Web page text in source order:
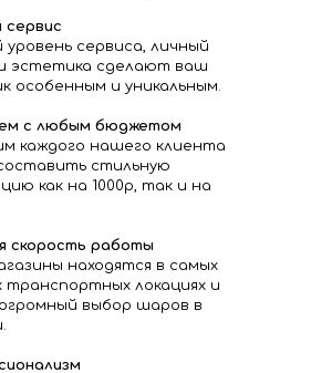
сервис
уровень сервиса, личный
эстетика сделают ваш
особенным и уникальным.
с любым бюджетом
каждого нашего клиента
стильную
как на 1000р, так и на
скорость работы
находятся в самых
транспортных локациях и
выбор шаров в